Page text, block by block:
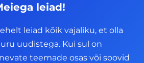
leiad!
leiad kõik vajaliku, et olla
uudistega. Kui sul on
teemade osas või soovid